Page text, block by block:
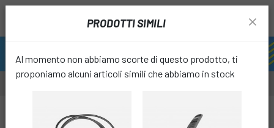
PRODOTTI SIMILI
Al momento non abbiamo scorte di questo prodotto, ti
proponiamo alcuni articoli simili che abbiamo in stock